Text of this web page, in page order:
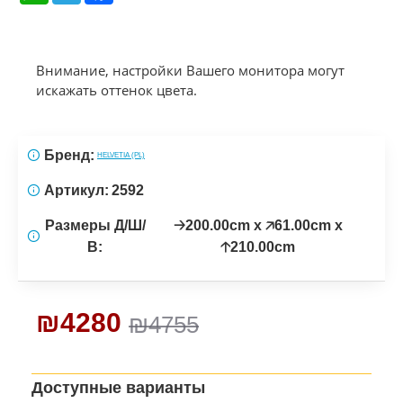
Внимание, настройки Вашего монитора могут
искажать оттенок цвета.
₪4755
₪4280
Бренд: HELVETIA (PL)
Артикул: 2592
Размеры Д/Ш/
В:
🡢200.00cm x 🡥61.00cm x
🡡210.00cm
Доступные варианты